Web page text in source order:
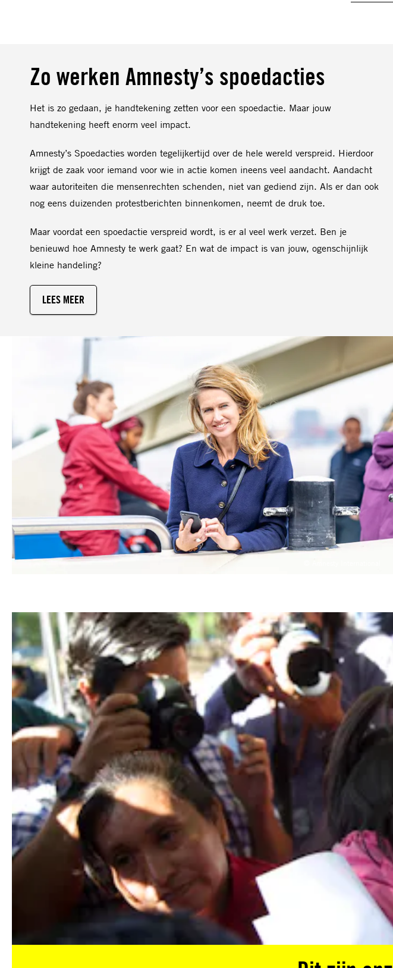
Zo werken Amnesty’s spoedacties
Het is zo gedaan, je handtekening zetten voor een spoedactie. Maar jouw
handtekening heeft enorm veel impact.
Amnesty’s Spoedacties worden tegelijkertijd over de hele wereld verspreid. Hierdoor
krijgt de zaak voor iemand voor wie in actie komen ineens veel aandacht. Aandacht
waar autoriteiten die mensenrechten schenden, niet van gediend zijn. Als er dan ook
nog eens duizenden protestberichten binnenkomen, neemt de druk toe.
Maar voordat een spoedactie verspreid wordt, is er al veel werk verzet. Ben je
benieuwd hoe Amnesty te werk gaat? En wat de impact is van jouw, ogenschijnlijk
kleine handeling?
LEES MEER